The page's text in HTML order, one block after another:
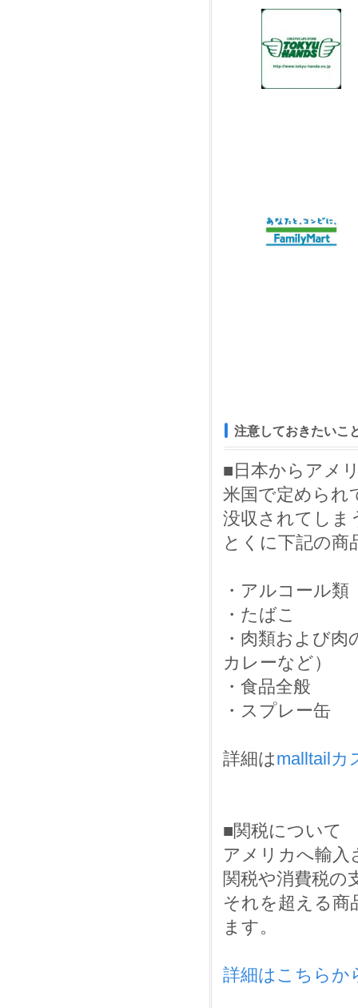
注意しておきたいこ
■日本からアメ
米国で定められ
没収されてしま
とくに下記の商
・アルコール
・たばこ
・肉類および
カレーなど）
・食品全般
・スプレー缶
詳細はmalltailカ
■関税について
アメリカへ輸入
関税や消費税の
それを超える商
ます。
詳細はこちらか